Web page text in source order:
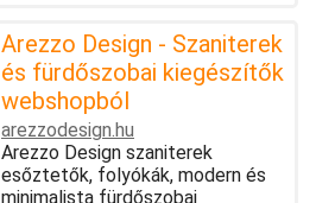
Arezzo Design - Szaniterek
és fürdőszobai kiegészítők
webshopból
arezzodesign.hu
Arezzo Design szaniterek
esőztetők, folyókák, modern és
minimalista fürdőszobai